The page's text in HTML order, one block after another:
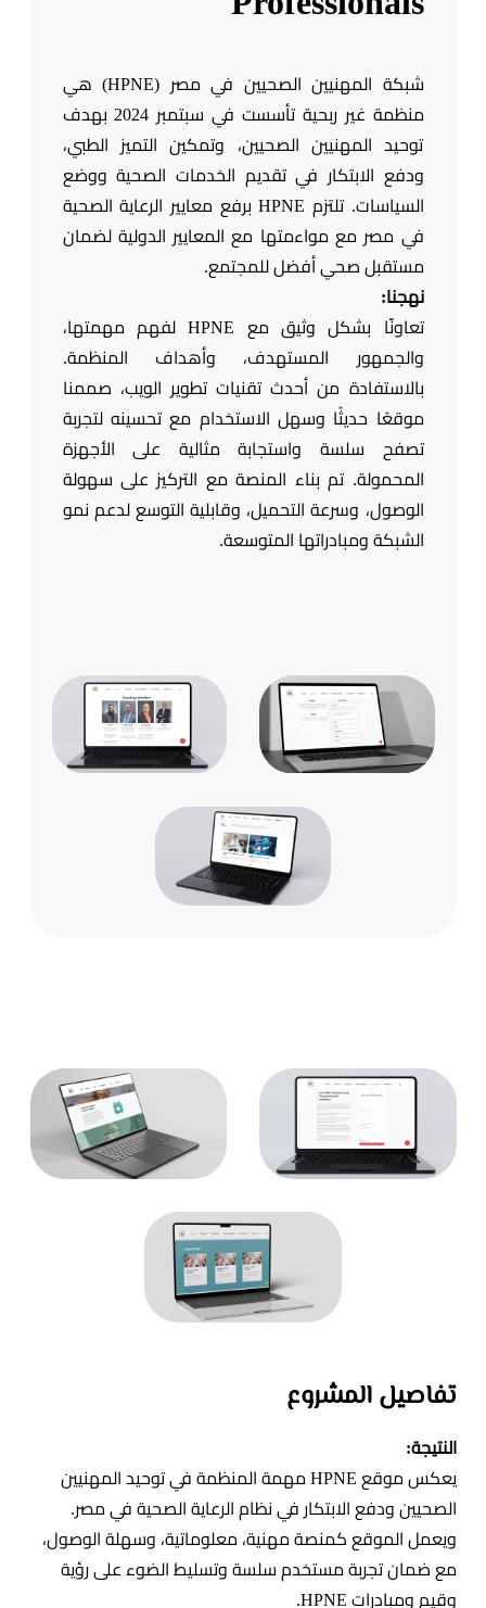
شبكة المهنيين الصحيين في مصر (HPNE) هي
منظمة غير ربحية تأسست في سبتمبر 2024 بهدف
توحيد المهنيين الصحيين، وتمكين التميز الطبي،
ودفع الابتكار في تقديم الخدمات الصحية ووضع
السياسات. تلتزم HPNE برفع معايير الرعاية الصحية
في مصر مع مواءمتها مع المعايير الدولية لضمان
مستقبل صحي أفضل للمجتمع.
نهجنا:
تعاونّا بشكل وثيق مع HPNE لفهم مهمتها،
والجمهور المستهدف، وأهداف المنظمة.
بالاستفادة من أحدث تقنيات تطوير الويب، صممنا
موقعًا حديثًا وسهل الاستخدام مع تحسينه لتجربة
تصفح سلسة واستجابة مثالية على الأجهزة
المحمولة. تم بناء المنصة مع التركيز على سهولة
الوصول، وسرعة التحميل، وقابلية التوسع لدعم نمو
الشبكة ومبادراتها المتوسعة.
تفاصيل المشروع
النتيجة:
يعكس موقع HPNE مهمة المنظمة في توحيد المهنيين
الصحيين ودفع الابتكار في نظام الرعاية الصحية في مصر.
ويعمل الموقع كمنصة مهنية، معلوماتية، وسهلة الوصول،
مع ضمان تجربة مستخدم سلسة وتسليط الضوء على رؤية
وقيم ومبادرات HPNE.